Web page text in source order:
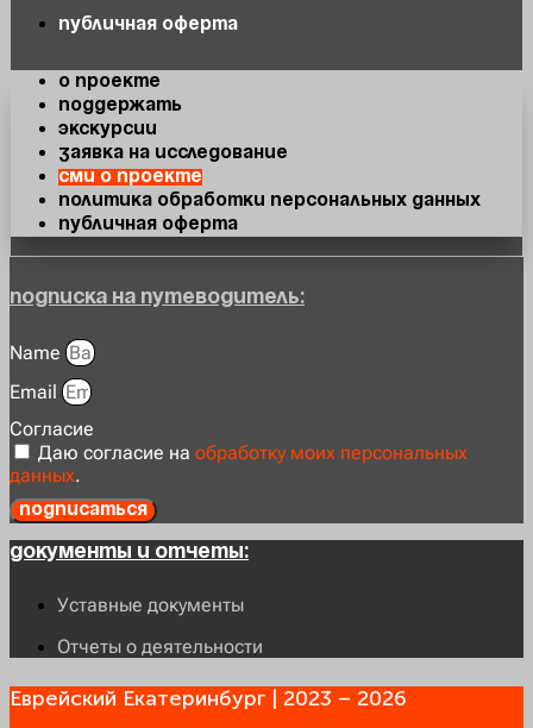
Публичная оферта
О проекте
Поддержать
Экскурсии
Заявка на исследование
СМИ о проекте
Политика обработки персональных данных
Публичная оферта
Подписка на Путеводитель:
Name
Email
Согласие
Даю согласие на обработку моих персональных
данных.
Подписаться
Документы и отчеты:
Уставные документы
Отчеты о деятельности
Еврейский Екатеринбург | 2023 – 2026